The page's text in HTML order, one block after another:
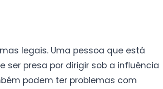
legais. Uma pessoa que está
presa por dirigir sob a influência
podem ter problemas com